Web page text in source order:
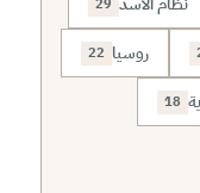
روسيا 22
18